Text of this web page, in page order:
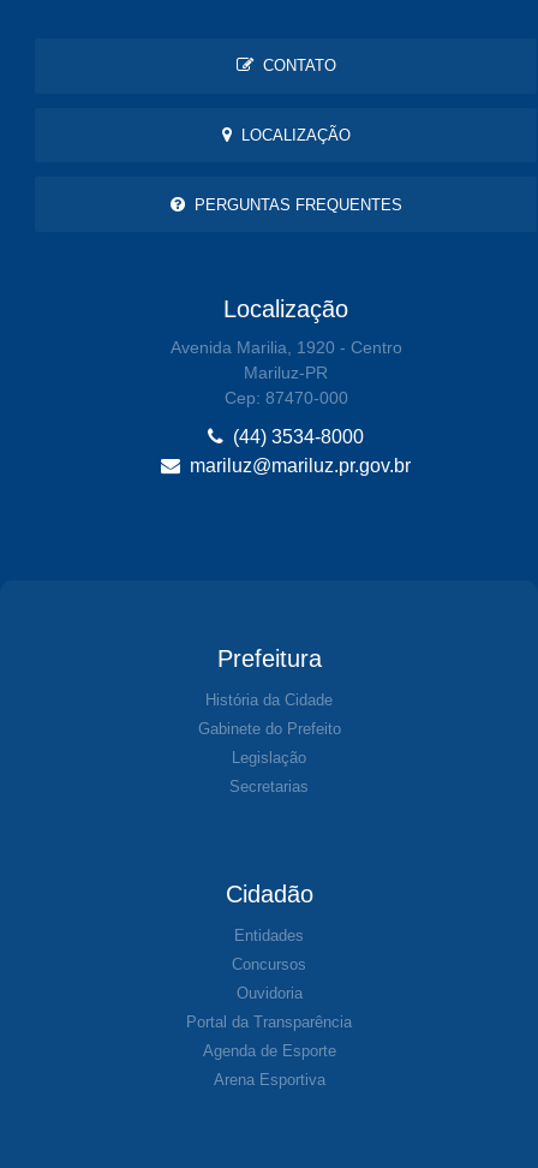
CONTATO
LOCALIZAÇÃO
PERGUNTAS FREQUENTES
Localização
Avenida Marilia, 1920 - Centro
Mariluz-PR
Cep: 87470-000
(44) 3534-8000
mariluz@mariluz.pr.gov.br
Prefeitura
História da Cidade
Gabinete do Prefeito
Legislação
Secretarias
Cidadão
Entidades
Concursos
Ouvidoria
Portal da Transparência
Agenda de Esporte
Arena Esportiva